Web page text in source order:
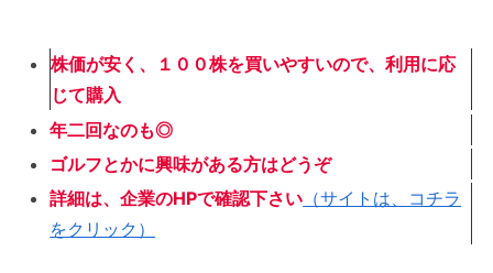
株価が安く、１００株を買いやすいので、利用に応
じて購入
年二回なのも◎
ゴルフとかに興味がある方はどうぞ
詳細は、企業のHPで確認下さい （サイトは、コチラ
をクリック）